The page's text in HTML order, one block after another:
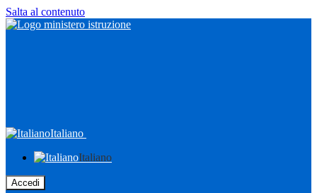
Salta al contenuto
Italiano
Italiano
Accedi